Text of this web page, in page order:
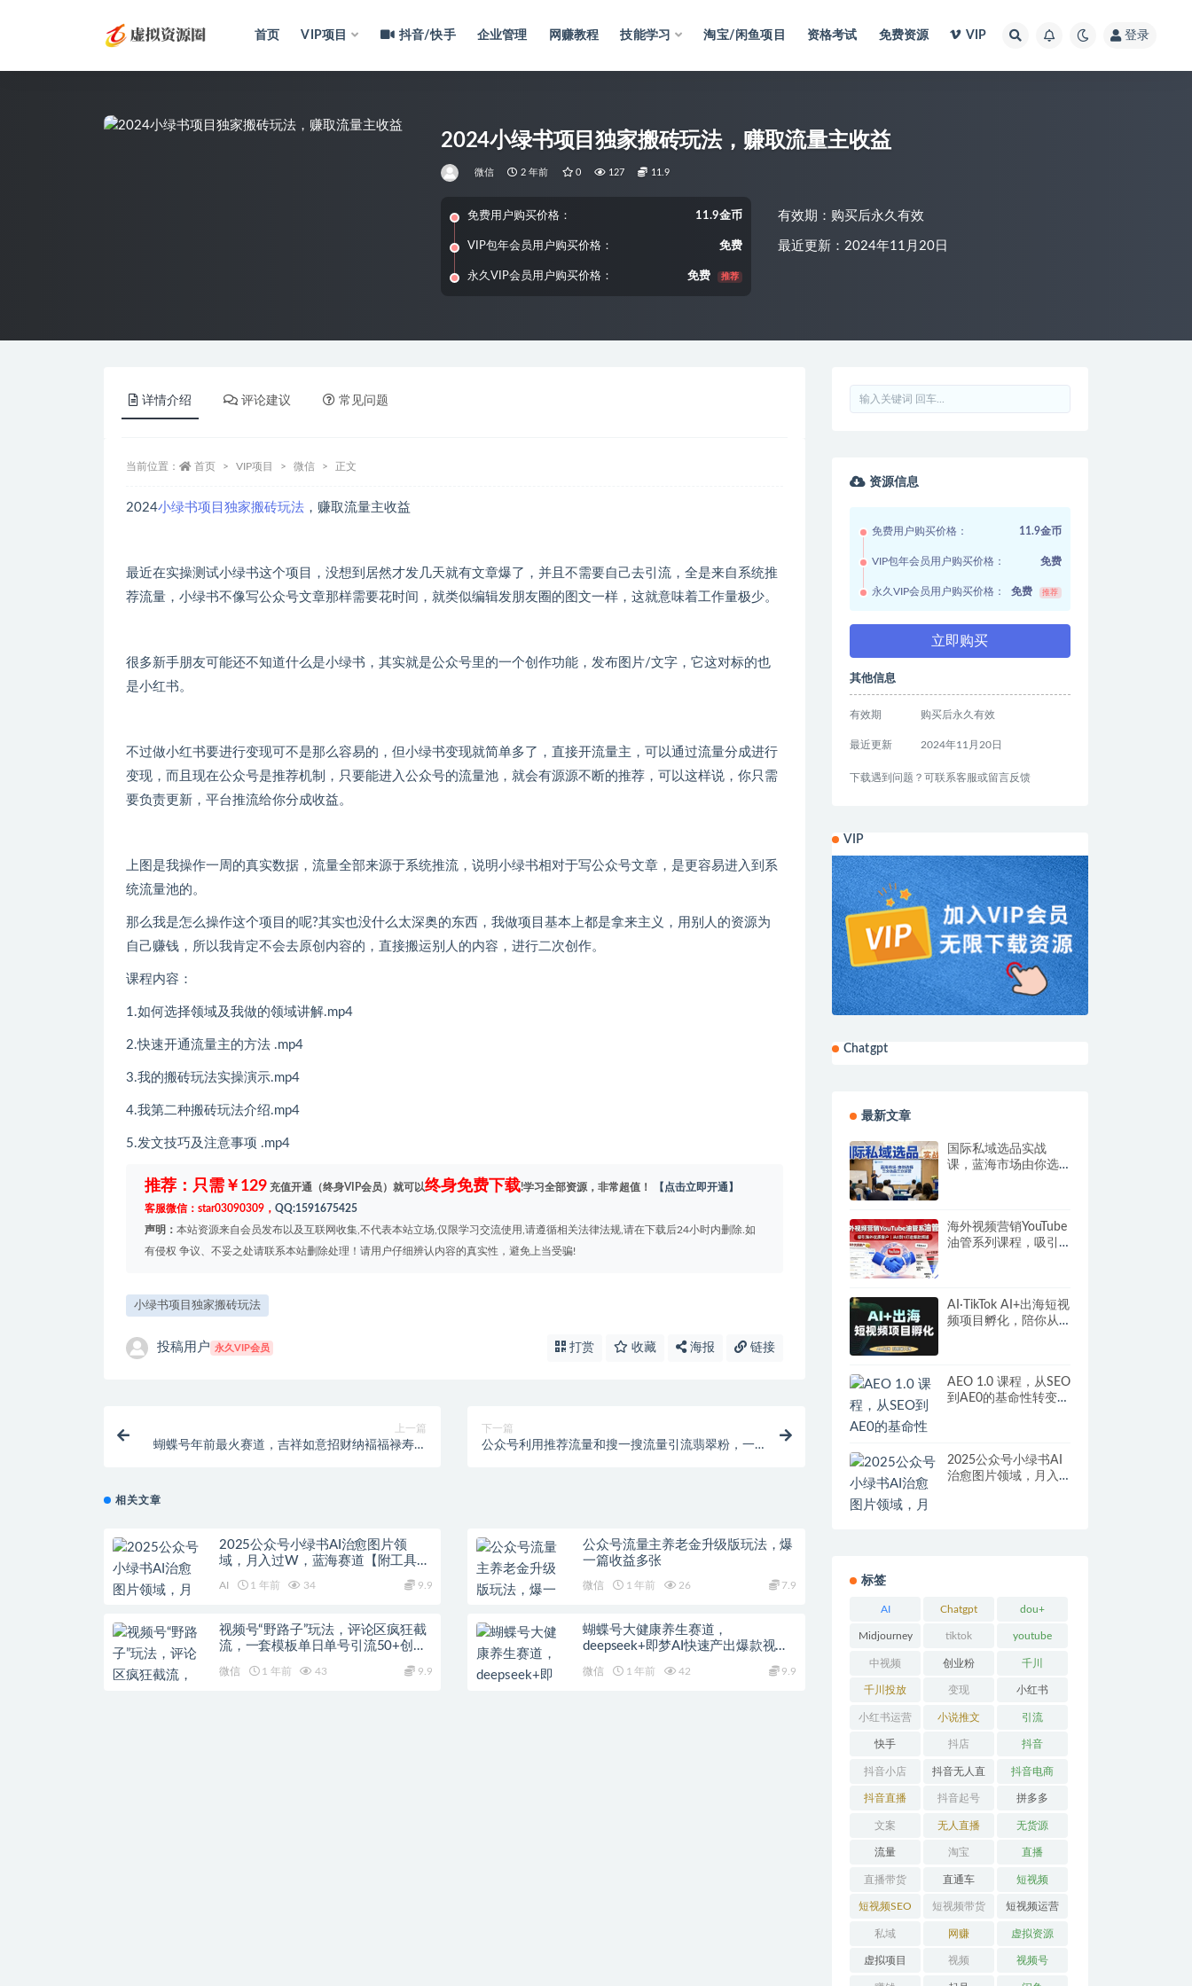
首页 VIP项目 抖音/快手 企业管理 网赚教程 技能学习 淘宝/闲鱼项目 资格考试 免费资源 VIP 登录
2024小绿书项目独家搬砖玩法，赚取流量主收益
微信 2 年前 0 127 11.9
免费用户购买价格： 11.9金币
VIP包年会员用户购买价格： 免费
永久VIP会员用户购买价格： 免费 推荐
有效期：购买后永久有效
最近更新：2024年11月20日
详情介绍 评论建议 常见问题
当前位置： 首页 VIP项目 微信 正文
2024小绿书项目独家搬砖玩法 ，赚取流量主收益
最近在实操测试小绿书这个项目，没想到居然才发几天就有文章爆了，并且不需要自己去引流，全是来自系统推
荐流量，小绿书不像写公众号文章那样需要花时间，就类似编辑发朋友圈的图文一样，这就意味着工作量极少。
很多新手朋友可能还不知道什么是小绿书，其实就是公众号里的一个创作功能，发布图片/文字，它这对标的也
是小红书。
不过做小红书要进行变现可不是那么容易的，但小绿书变现就简单多了，直接开流量主，可以通过流量分成进行
变现，而且现在公众号是推荐机制，只要能进入公众号的流量池，就会有源源不断的推荐，可以这样说，你只需
要负责更新，平台推流给你分成收益。
上图是我操作一周的真实数据，流量全部来源于系统推流，说明小绿书相对于写公众号文章，是更容易进入到系
统流量池的。
那么我是怎么操作这个项目的呢?其实也没什么太深奥的东西，我做项目基本上都是拿来主义，用别人的资源为
自己赚钱，所以我肯定不会去原创内容的，直接搬运别人的内容，进行二次创作。
课程内容：
1.如何选择领域及我做的领域讲解.mp4
2.快速开通流量主的方法 .mp4
3.我的搬砖玩法实操演示.mp4
4.我第二种搬砖玩法介绍.mp4
5.发文技巧及注意事项 .mp4
推荐：只需￥129 充值开通（终身VIP会员）就可以终身免费下载!学习全部资源，非常超值！
【点击立即开通】
客服微信：star03090309， QQ:1591675425
声明： 本站资源来自会员发布以及互联网收集,不代表本站立场,仅限学习交流使用,请遵循相关法律法规,请在下载后24小时内删除.如
有侵权 争议、不妥之处请联系本站删除处理！请用户仔细辨认内容的真实性，避免上当受骗!
小绿书项目独家搬砖玩法
投稿用户 永久VIP会员 打赏 收藏 海报 链接
上一篇
蝴蝶号年前最火赛道，吉祥如意招财纳褔福禄寿喜
下一篇
公众号利用推荐流量和搜一搜流量引流翡翠粉，一
相关文章
2025公众号小绿书AI治愈图片领
域，月入过W，蓝海赛道【附工具
AI 1 年前 34 9.9
公众号流量主养老金升级版玩法，爆
一篇收益多张
微信 1 年前 26 7.9
视频号“野路子”玩法，评论区疯狂截
流，一套模板单日单号引流50+创业
微信 1 年前 43 9.9
蝴蝶号大健康养生赛道，
deepseek+即梦AI快速产出爆款视
频，起号快，带货超级猛，日入四位
数
微信 1 年前 42 9.9
资源信息
免费用户购买价格： 11.9金币
VIP包年会员用户购买价格： 免费
永久VIP会员用户购买价格： 免费 推荐
立即购买
其他信息
有效期 购买后永久有效
最近更新 2024年11月20日
下载遇到问题？可联系客服或留言反馈
VIP
Chatgpt
最新文章
国际私域选品实战
课，蓝海市场由你选
海外视频营销YouTube
油管系列课程，吸引
AI·TikTok AI+出海短视
频项目孵化，陪你从0-
AEO 1.0 课程，从SEO
到AE0的基命性转变，
2025公众号小绿书AI
治愈图片领域，月入
标签
AI Chatgpt dou+
Midjourney tiktok youtube
中视频 创业粉 千川
千川投放 变现 小红书
小红书运营 小说推文 引流
快手 抖店 抖音
抖音小店 抖音无人直
播
抖音电商
抖音直播 抖音起号 拼多多
文案 无人直播 无货源
流量 淘宝 直播
直播带货 直通车 短视频
短视频SEO 短视频带货 短视频运营
私域 网赚 虚拟资源
虚拟项目 视频 视频号